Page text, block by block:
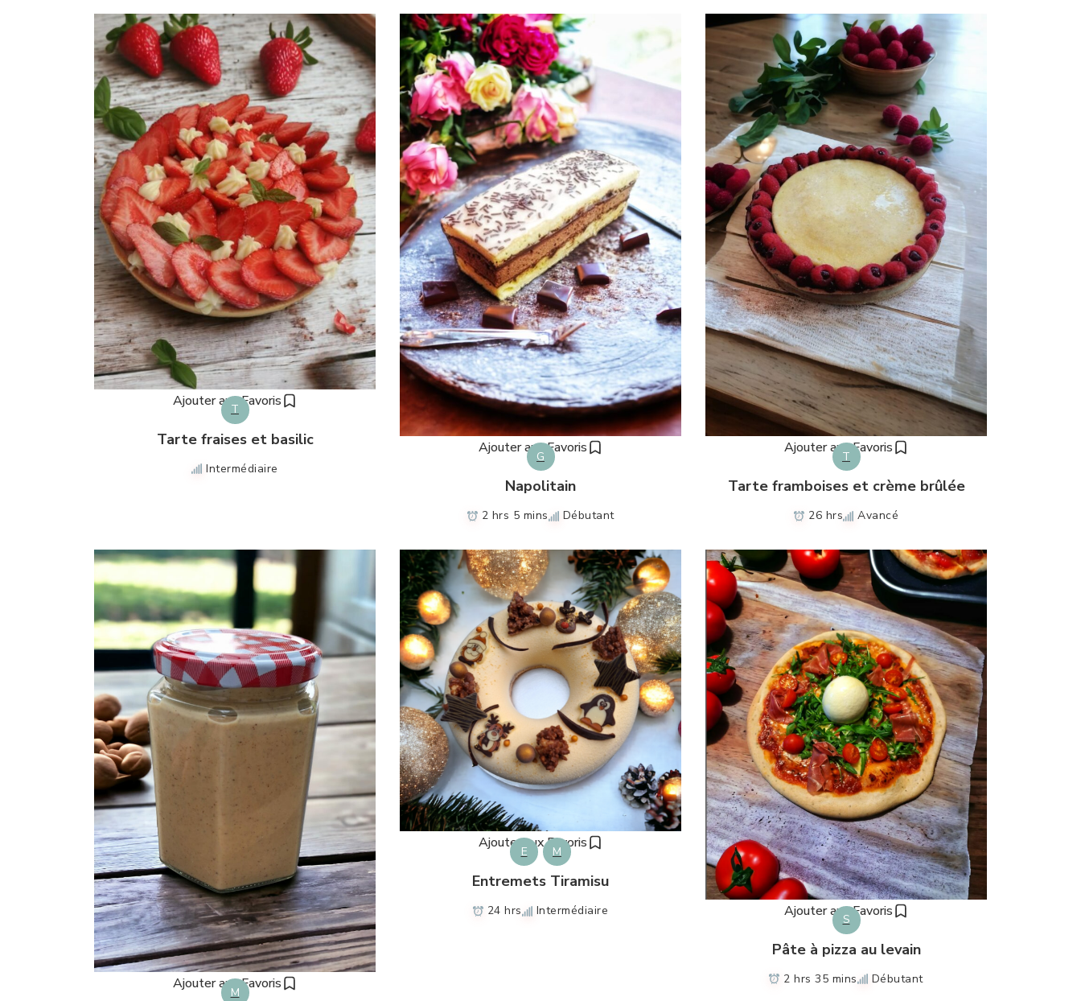
Ajouter aux Favoris
T
Tarte fraises et basilic
Intermédiaire
Ajouter aux Favoris
G
Napolitain
2 hrs 5 mins Débutant
Ajouter aux Favoris
T
Tarte framboises et crème brûlée
26 hrs Avancé
Ajouter aux Favoris
M
Ajouter aux Favoris
E M
Entremets Tiramisu
24 hrs Intermédiaire Ajouter aux Favoris
S
Pâte à pizza au levain
2 hrs 35 mins Débutant